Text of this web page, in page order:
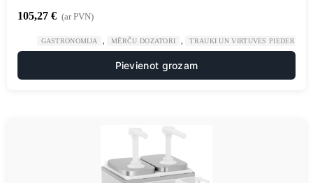
105,27 € (ar PVN)
GASTRONOMIJA MĒRČU DOZATORI TRAUKI UN VIRTUVES PIEDERUMI
Pievienot grozam